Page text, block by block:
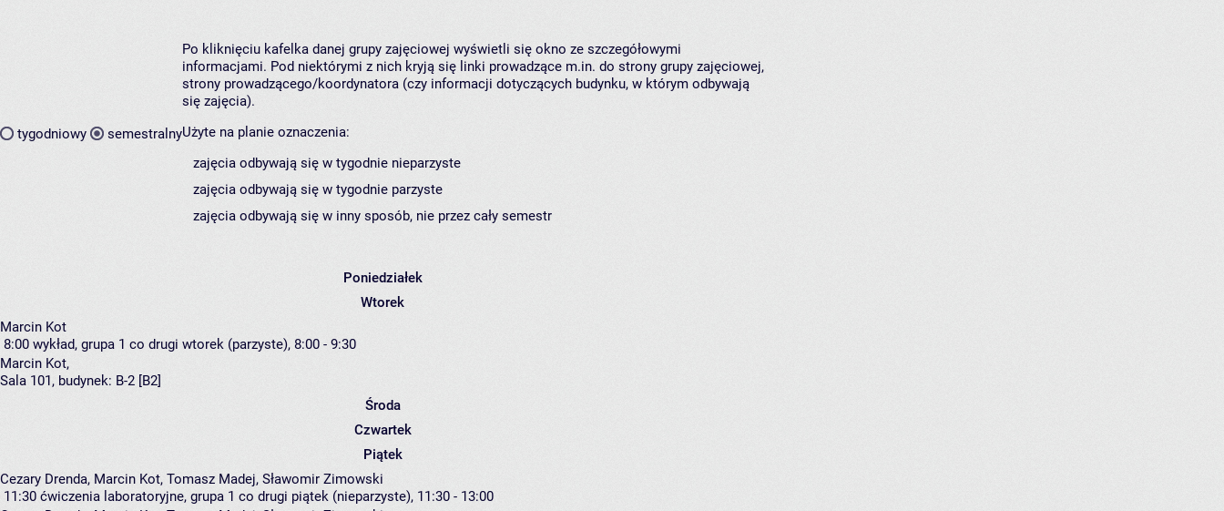
tygodniowy semestralny
Po kliknięciu kafelka danej grupy zajęciowej wyświetli się okno ze szczegółowymi
informacjami. Pod niektórymi z nich kryją się linki prowadzące m.in. do strony grupy zajęciowej,
strony prowadzącego/koordynatora (czy informacji dotyczących budynku, w którym odbywają
się zajęcia).
Użyte na planie oznaczenia:
zajęcia odbywają się w tygodnie nieparzyste
zajęcia odbywają się w tygodnie parzyste
zajęcia odbywają się w inny sposób, nie przez cały semestr
Poniedziałek
Wtorek
Marcin Kot
8:00 wykład, grupa 1 co drugi wtorek (parzyste), 8:00 - 9:30
Marcin Kot,
Sala 101, budynek: B-2 [B2]
Środa
Czwartek
Piątek
Cezary Drenda, Marcin Kot, Tomasz Madej, Sławomir Zimowski
11:30 ćwiczenia laboratoryjne, grupa 1 co drugi piątek (nieparzyste), 11:30 - 13:00